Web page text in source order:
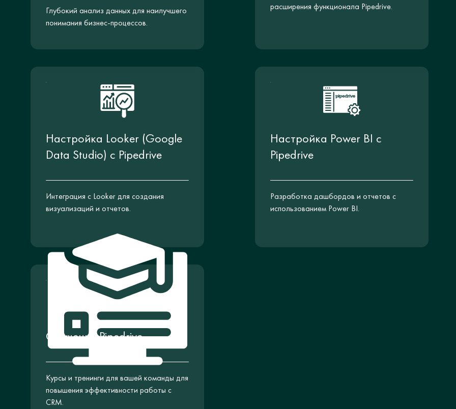
Глубокий анализ данных для наилучшего
понимания бизнес-процессов.
расширения функционала Pipedrive.
Настройка Looker (Google
Data Studio) с Pipedrive
Интеграция с Looker для создания
визуализаций и отчетов.
Настройка Power BI с
Pipedrive
Разработка дашбордов и отчетов с
использованием Power BI.
Обучение Pipedrive
Курсы и тренинги для вашей команды для
повышения эффективности работы с
CRM.